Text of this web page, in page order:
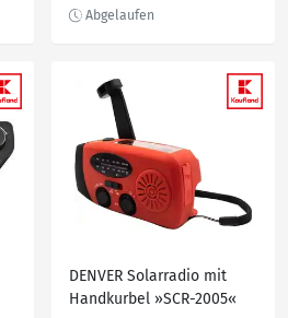
DENVER Solarradio mit
Handkurbel »SCR-2005«